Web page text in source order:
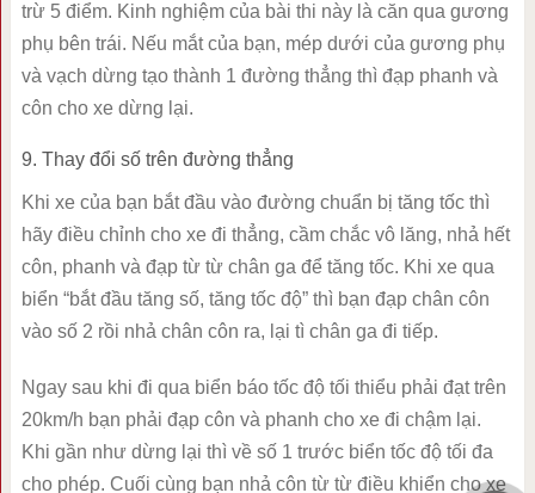
trừ 5 điểm. Kinh nghiệm của bài thi này là căn qua gương
phụ bên trái. Nếu mắt của bạn, mép dưới của gương phụ
và vạch dừng tạo thành 1 đường thẳng thì đạp phanh và
côn cho xe dừng lại.
9. Thay đổi số trên đường thẳng
Khi xe của bạn bắt đầu vào đường chuẩn bị tăng tốc thì
hãy điều chỉnh cho xe đi thẳng, cầm chắc vô lăng, nhả hết
côn, phanh và đạp từ từ chân ga để tăng tốc. Khi xe qua
biển “bắt đầu tăng số, tăng tốc độ” thì bạn đạp chân côn
vào số 2 rồi nhả chân côn ra, lại tì chân ga đi tiếp.
Ngay sau khi đi qua biển báo tốc độ tối thiểu phải đạt trên
20km/h bạn phải đạp côn và phanh cho xe đi chậm lại.
Khi gần như dừng lại thì về số 1 trước biển tốc độ tối đa
cho phép. Cuối cùng bạn nhả côn từ từ điều khiển cho xe